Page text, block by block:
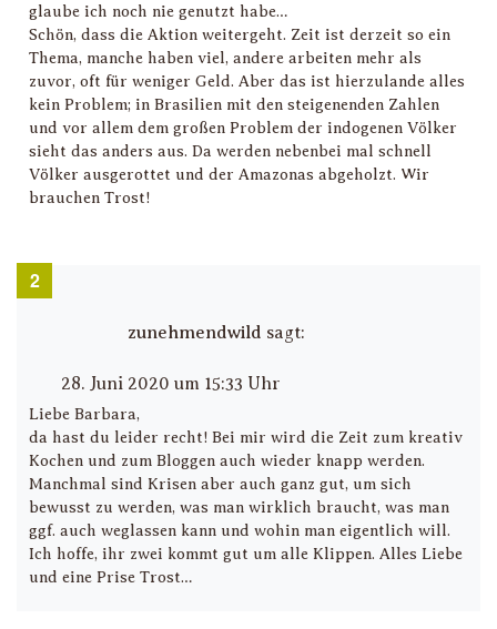
glaube ich noch nie genutzt habe…
Schön, dass die Aktion weitergeht. Zeit ist derzeit so ein
Thema, manche haben viel, andere arbeiten mehr als
zuvor, oft für weniger Geld. Aber das ist hierzulande alles
kein Problem; in Brasilien mit den steigenenden Zahlen
und vor allem dem großen Problem der indogenen Völker
sieht das anders aus. Da werden nebenbei mal schnell
Völker ausgerottet und der Amazonas abgeholzt. Wir
brauchen Trost!
zunehmendwild sagt:
28. Juni 2020 um 15:33 Uhr
Liebe Barbara,
da hast du leider recht! Bei mir wird die Zeit zum kreativ
Kochen und zum Bloggen auch wieder knapp werden.
Manchmal sind Krisen aber auch ganz gut, um sich
bewusst zu werden, was man wirklich braucht, was man
ggf. auch weglassen kann und wohin man eigentlich will.
Ich hoffe, ihr zwei kommt gut um alle Klippen. Alles Liebe
und eine Prise Trost…